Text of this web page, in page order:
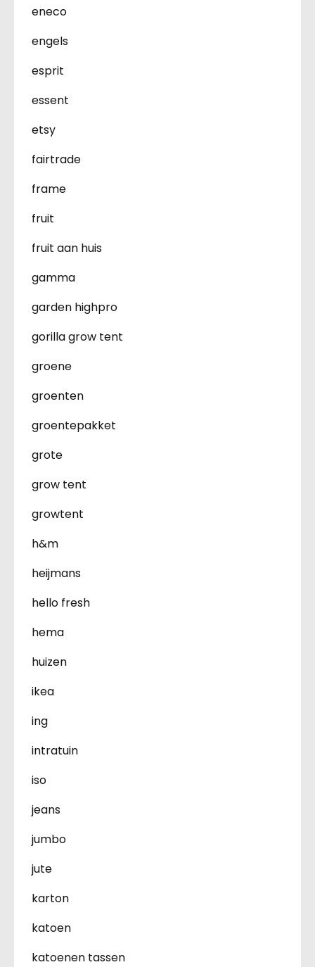
eneco
engels
esprit
essent
etsy
fairtrade
frame
fruit
fruit aan huis
gamma
garden highpro
gorilla grow tent
groene
groenten
groentepakket
grote
grow tent
growtent
h&m
heijmans
hello fresh
hema
huizen
ikea
ing
intratuin
iso
jeans
jumbo
jute
karton
katoen
katoenen tassen